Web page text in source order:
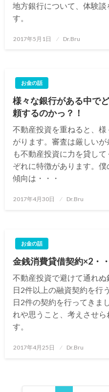
地方銀行について、体験
す。
投
2017年5月1日 Dr.Bru
お金の話
様々な銀行がある中で
頼するのかっ？！
不動産投資を重ねると、
がります。審査は厳しい
も不動産投資に力を貸し
ぞれに特徴があります。
傾向は・・・
投
2017年4月30日 Dr.Bru
お金の話
金銭消費貸借契約×2・
不動産投資で避けて通れ
日2件以上の融資契約を行
日2件の契約を行ってきま
れや思うこと、考えさせ
す。
投
2017年4月25日 Dr.Bru
投